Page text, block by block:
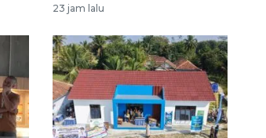
23 jam lalu
Sinyal positif perekonomian
08-05 15:00:00